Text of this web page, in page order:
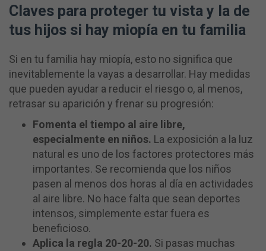
Claves para proteger tu vista y la de
tus hijos si hay miopía en tu familia
Si en tu familia hay miopía, esto no significa que
inevitablemente la vayas a desarrollar. Hay medidas
que pueden ayudar a reducir el riesgo o, al menos,
retrasar su aparición y frenar su progresión:
Fomenta el tiempo al aire libre,
especialmente en niños. La exposición a la luz
natural es uno de los factores protectores más
importantes. Se recomienda que los niños
pasen al menos dos horas al día en actividades
al aire libre. No hace falta que sean deportes
intensos, simplemente estar fuera es
beneficioso.
Aplica la regla 20-20-20. Si pasas muchas